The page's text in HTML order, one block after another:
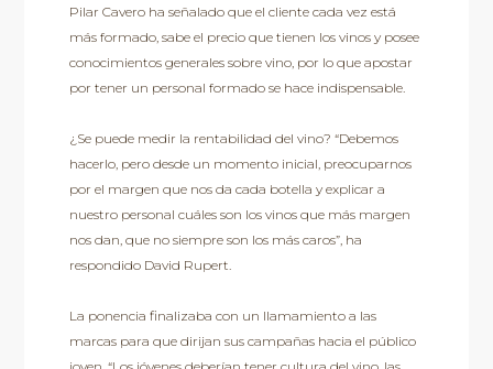
Pilar Cavero ha señalado que el cliente cada vez está
más formado, sabe el precio que tienen los vinos y posee
conocimientos generales sobre vino, por lo que apostar
por tener un personal formado se hace indispensable.
¿Se puede medir la rentabilidad del vino? “Debemos
hacerlo, pero desde un momento inicial, preocuparnos
por el margen que nos da cada botella y explicar a
nuestro personal cuáles son los vinos que más margen
nos dan, que no siempre son los más caros”, ha
respondido David Rupert.
La ponencia finalizaba con un llamamiento a las
marcas para que dirijan sus campañas hacia el público